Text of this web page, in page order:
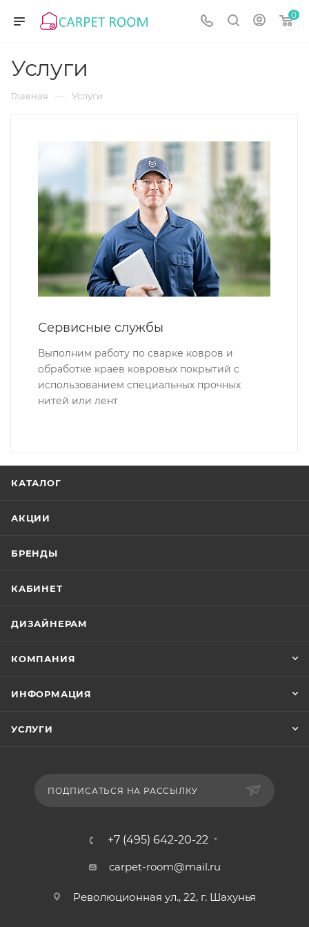
0
Услуги
Главная — Услуги
Сервисные службы
Выполним работу по сварке ковров и
обработке краев ковровых покрытий с
использованием специальных прочных
нитей или лент
КАТАЛОГ
АКЦИИ
БРЕНДЫ
КАБИНЕТ
ДИЗАЙНЕРАМ
КОМПАНИЯ
ИНФОРМАЦИЯ
УСЛУГИ
ПОДПИСАТЬСЯ НА РАССЫЛКУ
+7 (495) 642-20-22
carpet-room@mail.ru
Революционная ул., 22, г. Шахунья